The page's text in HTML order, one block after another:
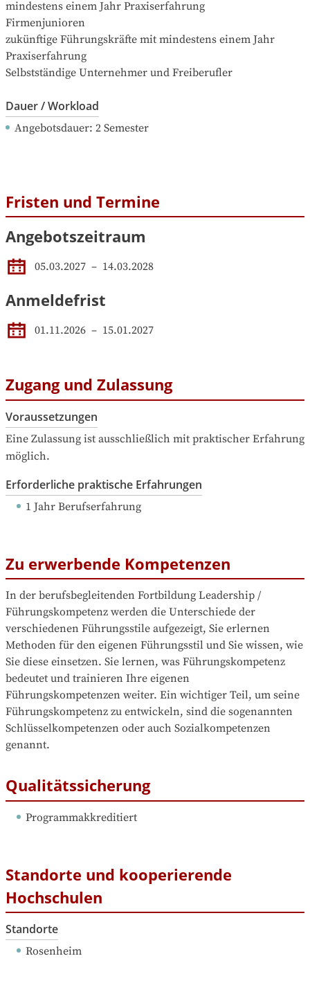
mindestens einem Jahr Praxiserfahrung
Firmenjunioren
zukünftige Führungskräfte mit mindestens einem Jahr
Praxiserfahrung
Selbstständige Unternehmer und Freiberufler
Dauer / Workload
Angebotsdauer: 2 Semester
Fristen und Termine
Angebotszeitraum
05.03.2027 – 14.03.2028
Anmeldefrist
01.11.2026 – 15.01.2027
Zugang und Zulassung
Voraussetzungen
Eine Zulassung ist ausschließlich mit praktischer Erfahrung
möglich.
Erforderliche praktische Erfahrungen
1 Jahr Berufserfahrung
Zu erwerbende Kompetenzen
In der berufsbegleitenden Fortbildung Leadership /
Führungskompetenz werden die Unterschiede der
verschiedenen Führungsstile aufgezeigt, Sie erlernen
Methoden für den eigenen Führungsstil und Sie wissen, wie
Sie diese einsetzen. Sie lernen, was Führungskompetenz
bedeutet und trainieren Ihre eigenen
Führungskompetenzen weiter. Ein wichtiger Teil, um seine
Führungskompetenz zu entwickeln, sind die sogenannten
Schlüsselkompetenzen oder auch Sozialkompetenzen
genannt.
Qualitätssicherung
Programmakkreditiert
Standorte und kooperierende
Hochschulen
Standorte
Rosenheim